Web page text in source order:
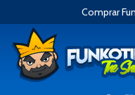
Comprar